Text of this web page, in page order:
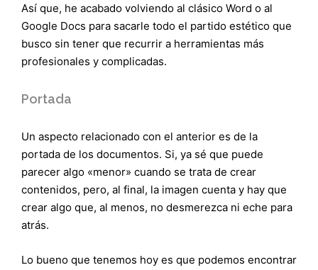
Así que, he acabado volviendo al clásico Word o al
Google Docs para sacarle todo el partido estético que
busco sin tener que recurrir a herramientas más
profesionales y complicadas.
Portada
Un aspecto relacionado con el anterior es de la
portada de los documentos. Si, ya sé que puede
parecer algo «menor» cuando se trata de crear
contenidos, pero, al final, la imagen cuenta y hay que
crear algo que, al menos, no desmerezca ni eche para
atrás.
Lo bueno que tenemos hoy es que podemos encontrar